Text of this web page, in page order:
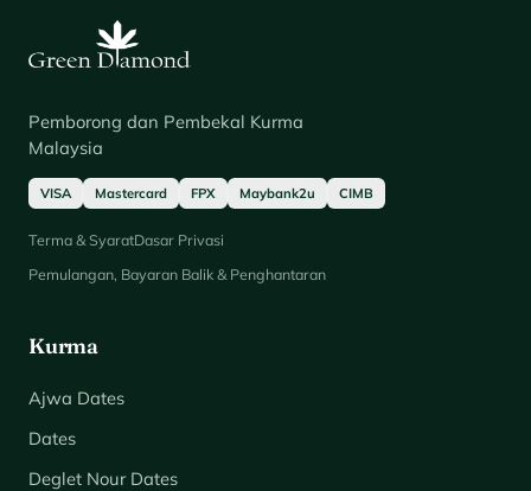
Pemborong dan Pembekal Kurma
Malaysia
VISA Mastercard FPX Maybank2u CIMB
Terma & SyaratDasar Privasi
Pemulangan, Bayaran Balik & Penghantaran
Kurma
Ajwa Dates
Dates
Deglet Nour Dates